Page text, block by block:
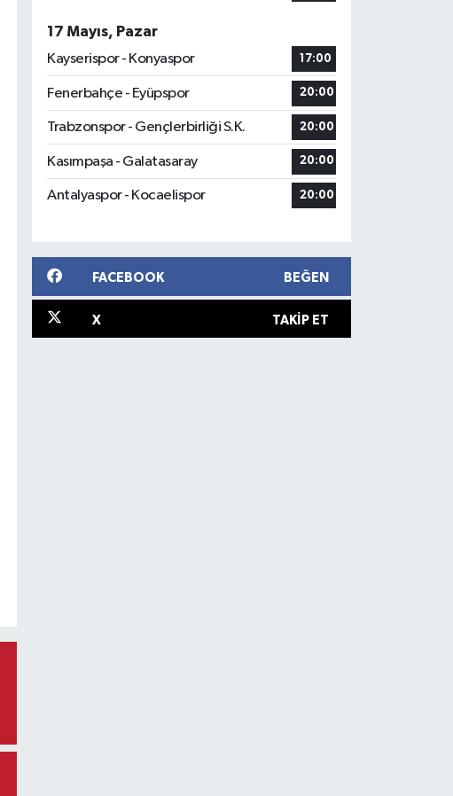
17 Mayıs, Pazar
Kayserispor - Konyaspor
17:00
Fenerbahçe - Eyüpspor 20:00
Trabzonspor - Gençlerbirliği S.K. 20:00
Kasımpaşa - Galatasaray 20:00
Antalyaspor - Kocaelispor 20:00
FACEBOOK BEĞEN
X TAKIP ET